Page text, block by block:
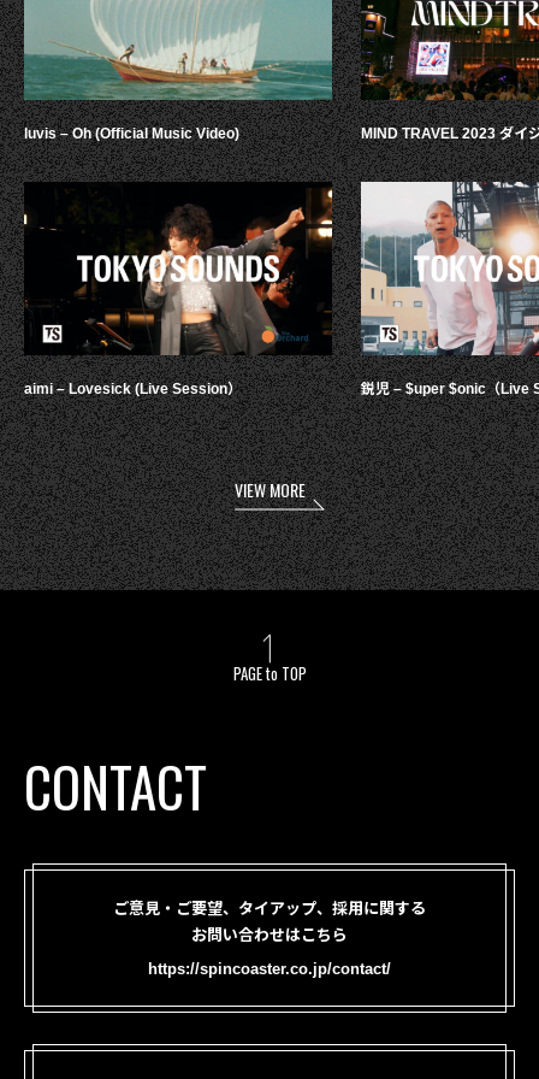
luvis – Oh (Official Music Video)
aimi – Lovesick (Live Session）
MIND TRAVEL 2023 ダイ
鋭児 – $uper $onic（Live
VIEW MORE
PAGE to TOP
CONTACT
ご意見・ご要望、タイアップ、採用に関する
お問い合わせはこちら
https://spincoaster.co.jp/contact/